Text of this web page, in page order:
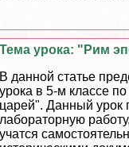
Тема урока: "Рим
В данной статье
урока в 5-м классе
царей". Данный урок
лабораторную
учатся